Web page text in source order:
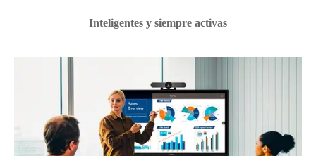
Inteligentes y siempre activas